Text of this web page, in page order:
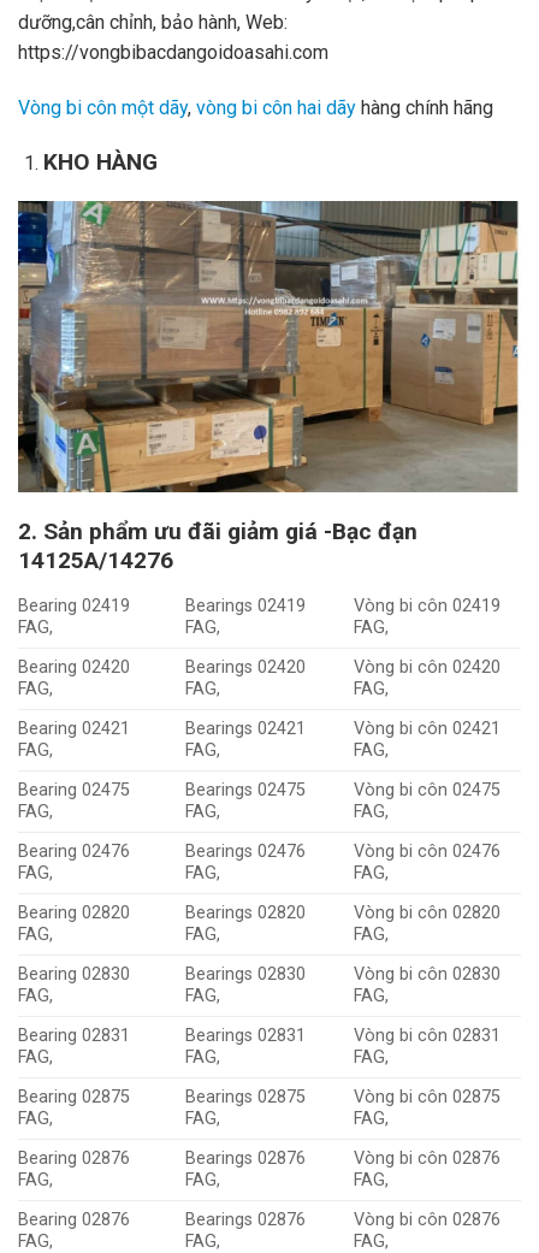
dưỡng,cân chỉnh, bảo hành, Web:
https://vongbibacdangoidoasahi.com
Vòng bi côn một dãy, vòng bi côn hai dãy hàng chính hãng
KHO HÀNG
2. Sản phẩm ưu đãi giảm giá -Bạc đạn
14125A/14276
Bearing 02419
FAG,
Bearings 02419
FAG,
Vòng bi côn 02419
FAG,
Bearing 02420
FAG,
Bearings 02420
FAG,
Vòng bi côn 02420
FAG,
Bearing 02421
FAG,
Bearings 02421
FAG,
Vòng bi côn 02421
FAG,
Bearing 02475
FAG,
Bearings 02475
FAG,
Vòng bi côn 02475
FAG,
Bearing 02476
FAG,
Bearings 02476
FAG,
Vòng bi côn 02476
FAG,
Bearing 02820
FAG,
Bearings 02820
FAG,
Vòng bi côn 02820
FAG,
Bearing 02830
FAG,
Bearings 02830
FAG,
Vòng bi côn 02830
FAG,
Bearing 02831
FAG,
Bearings 02831
FAG,
Vòng bi côn 02831
FAG,
Bearing 02875
FAG,
Bearings 02875
FAG,
Vòng bi côn 02875
FAG,
Bearing 02876
FAG,
Bearings 02876
FAG,
Vòng bi côn 02876
FAG,
Bearing 02876
FAG,
Bearings 02876
FAG,
Vòng bi côn 02876
FAG,